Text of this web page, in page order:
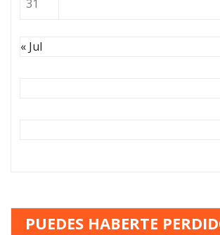
31
« Jul
PUEDES HABERTE